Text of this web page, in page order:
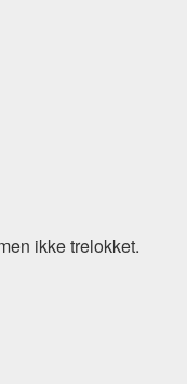
ikke trelokket.